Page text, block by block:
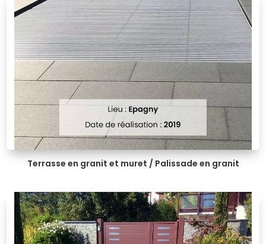
Terrasse en granit et muret / Palissade en granit